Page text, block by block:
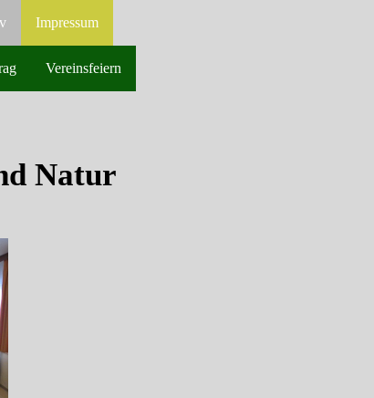
Impressum
Vereinsfeiern
Natur